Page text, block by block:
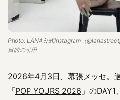
Photo: LANA公式Instagram（
目的の引用
2026年4月3日、幕張メッセ。
「POP YOURS 2026 」の